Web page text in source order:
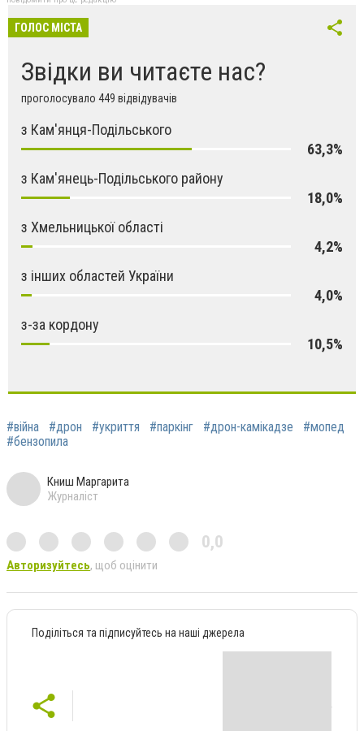
ГОЛОС МІСТА
Звідки ви читаєте нас?
проголосувало 449 відвідувачів
з Кам'янця-Подільського
63,3%
з Кам'янець-Подільського району
18,0%
з Хмельницької області
4,2%
з інших областей України
4,0%
з-за кордону
10,5%
#війна #дрон #укриття #паркінг #дрон-камікадзе
#мопед
#бензопила
Книш Маргарита
Журналіст
0,0
Авторизуйтесь, щоб оцінити
Поділіться та підписуйтесь на наші джерела